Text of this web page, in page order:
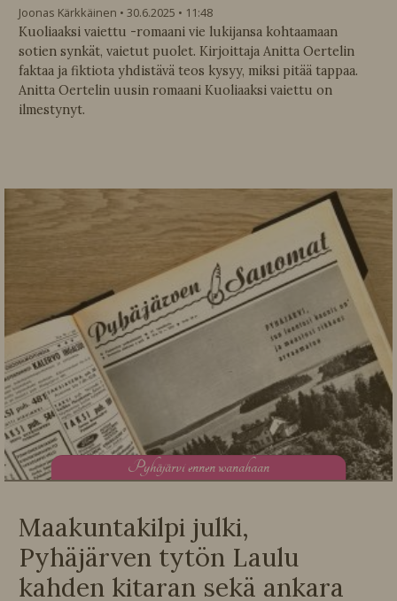
Joonas Kärkkäinen 30.6.2025
11:48
Kuoliaaksi vaiettu -romaani vie lukijansa kohtaamaan
sotien synkät, vaietut puolet. Kirjoittaja Anitta Oertelin
faktaa ja fiktiota yhdistävä teos kysyy, miksi pitää tappaa.
Anitta Oertelin uusin romaani Kuoliaaksi vaiettu on
ilmestynyt.
Pyhäjärvi ennen wanahaan
Maakuntakilpi julki,
Pyhäjärven tytön Laulu
kahden kitaran sekä ankara